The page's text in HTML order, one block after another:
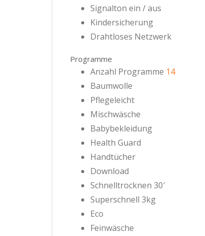
Signalton ein / aus
Kindersicherung
Drahtloses Netzwerk
Programme
Anzahl Programme 14
Baumwolle
Pflegeleicht
Mischwäsche
Babybekleidung
Health Guard
Handtücher
Download
Schnelltrocknen 30′
Superschnell 3kg
Eco
Feinwäsche